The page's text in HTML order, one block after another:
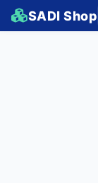
SADI Shop